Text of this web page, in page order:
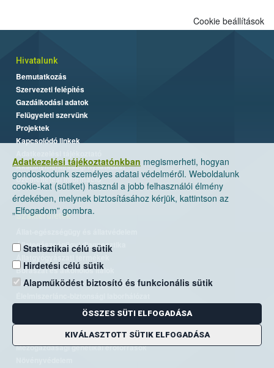
Adatkezelési tájékoztatónkban megismerheti, hogyan
gondoskodunk személyes adatai védelméről. Weboldalunk
cookie-kat (sütiket) használ a jobb felhasználói élmény
érdekében, melynek biztosításához kérjük, kattintson az
„Elfogadom” gombra.
Statisztikai célú sütik
Hirdetési célú sütik
Alapműködést biztosító és funkcionális sütik
ÖSSZES SÜTI ELFOGADÁSA
KIVÁLASZTOTT SÜTIK ELFOGADÁSA
Cookie beállítások
Hivatalunk
Bemutatkozás
Szervezeti felépítés
Gazdálkodási adatok
Felügyeleti szervünk
Projektek
Kapcsolódó linkek
Akadálymentességi nyilatkozat
Üzemeltetési információ
Szakterületek
Állategészségügyi diagnosztika
Borászat és alkoholos italok
Élelmiszer- és takarmánybiztonság
Kockázatkezelés
Mezőgazdasági genetikai erőforrások